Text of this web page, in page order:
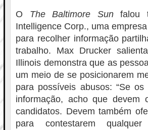
O The Baltimore Sunfalou
Intelligence Corp., uma
para recolher informação
trabalho. Max Drucker
Illinois demonstra que as
um meio de se posicionarem
para possíveis abusos: “Se
informação, acho que devem
candidatos. Devem também
para contestarem